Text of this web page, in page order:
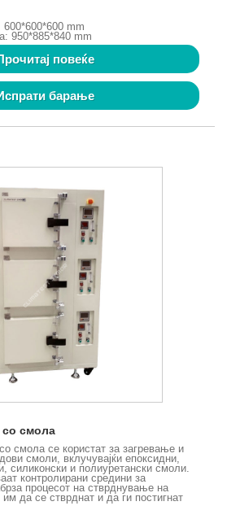
600*600*600 mm
950*885*840 mm
повеќе
барање
со смола
смола се користат за загревање и
смоли, вклучувајќи епоксидни,
силиконски и полиуретански смоли.
контролирани средини за
процесот на стврднување на
да се стврднат и да ги постигнат